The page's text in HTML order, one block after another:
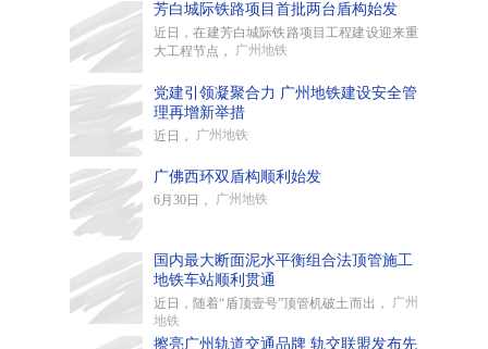
芳白城际铁路项目首批两台盾构始发
近日，在建芳白城际铁路项目工程建设迎来重
大工程节点， 广州地铁
党建引领凝聚合力 广州地铁建设安全管
理再增新举措
近日， 广州地铁
广佛西环双盾构顺利始发
6月30日， 广州地铁
国内最大断面泥水平衡组合法顶管施工
地铁车站顺利贯通
近日，随着“盾顶壹号”顶管机破土而出， 广州
地铁
擦亮广州轨道交通品牌 轨交联盟发布先